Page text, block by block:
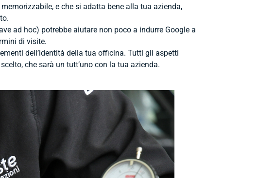
e che si adatta bene alla tua azienda,
ad hoc) potrebbe aiutare non poco a indurre Google a
di visite.
dell’identità della tua officina. Tutti gli aspetti
che sarà un tutt’uno con la tua azienda.